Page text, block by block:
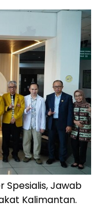
Spesialis, Jawab
Kalimantan.